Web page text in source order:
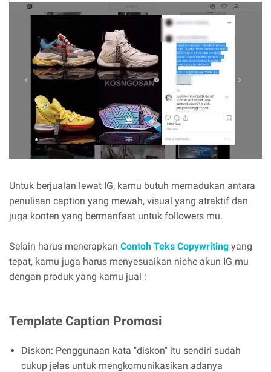
Untuk berjualan lewat IG, kamu butuh memadukan antara
penulisan caption yang mewah, visual yang atraktif dan
juga konten yang bermanfaat untuk followers mu.
Selain harus menerapkan Contoh Teks Copywriting yang
tepat, kamu juga harus menyesuaikan niche akun IG mu
dengan produk yang kamu jual :
Template Caption Promosi
Diskon: Penggunaan kata "diskon" itu sendiri sudah
cukup jelas untuk mengkomunikasikan adanya